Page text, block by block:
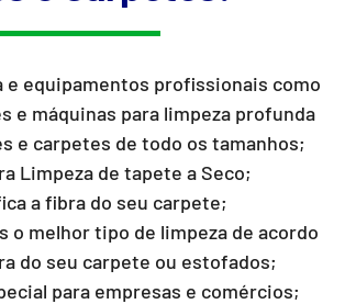
e equipamentos profissionais como
e máquinas para limpeza profunda
e carpetes de todo os tamanhos;
Limpeza de tapete a Seco;
a fibra do seu carpete;
o melhor tipo de limpeza de acordo
do seu carpete ou estofados;
para empresas e comércios;